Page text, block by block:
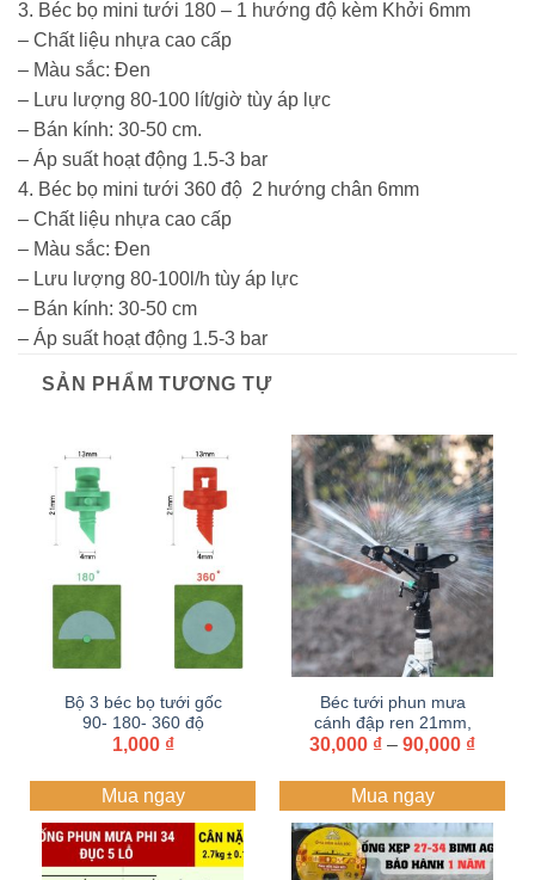
3. Béc bọ mini tưới 180 – 1 hướng độ kèm Khởi 6mm
– Chất liệu nhựa cao cấp
– Màu sắc: Đen
– Lưu lượng 80-100 lít/giờ tùy áp lực
– Bán kính: 30-50 cm.
– Áp suất hoạt động 1.5-3 bar
4. Béc bọ mini tưới 360 độ 2 hướng chân 6mm
– Chất liệu nhựa cao cấp
– Màu sắc: Đen
– Lưu lượng 80-100l/h tùy áp lực
– Bán kính: 30-50 cm
– Áp suất hoạt động 1.5-3 bar
SẢN PHẨM TƯƠNG TỰ
Bộ 3 béc bọ tưới gốc
90- 180- 360 độ
1,000 ₫
Mua ngay
Béc tưới phun mưa
cánh đập ren 21mm,
27mm, 34mm xoay
30,000 ₫ – 90,000 ₫
từ
đến
90,000
Mua ngay